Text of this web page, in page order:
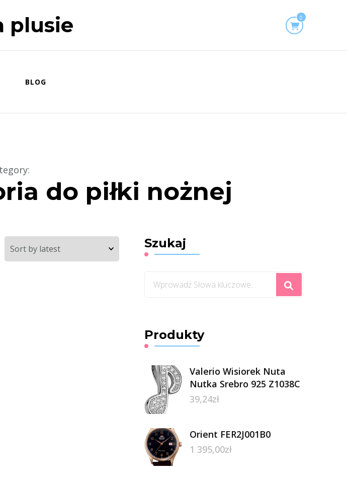
plusie 0
BLOG
:
do piłki nożnej
Szukaj
Szukasz
Produkty
Valerio Wisiorek Nuta
Nutka Srebro 925 Z1038C
39,24zł
Orient FER2J001B0
1 395,00zł